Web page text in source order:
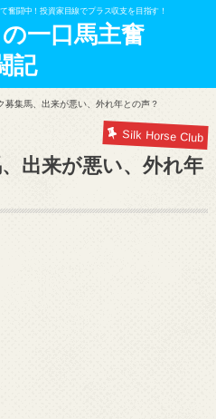
奮闘中！投資家目線でプラス収支を目指す！
一口馬主奮
記
募集馬、出来が悪い、外れ年との声？
Silk Horse Club
出来が悪い、外れ年